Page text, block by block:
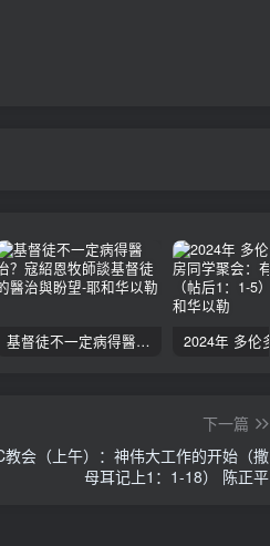
基督徒不一定病得醫治？寇紹恩牧師談基督徒的醫治與盼望
下一篇
会（上午）：神伟大工作的开始（撒
母耳记上1：1-18） 陈正平